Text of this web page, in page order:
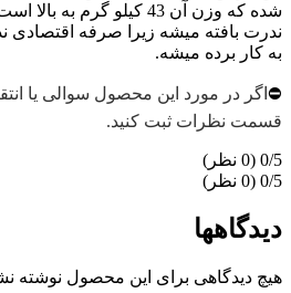
شده که وزن آن 43 کیلو گرم
ندرت بافته میشه زیرا صرفه اقتصادی
به کار برده میشه.
⛔ اگر در مورد این محصول سوالی یا
قسمت نظرات ثبت کنید.
‫0/5
‫0/5
دیدگاهها
هیچ دیدگاهی برای این محصول نوشته